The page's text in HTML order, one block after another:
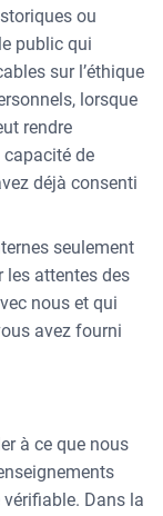
ou
public qui
sur l’éthique
lorsque
rendre
de
déjà consenti
seulement
les attentes des
nous et qui
avez fourni
à ce que nous
Dans la